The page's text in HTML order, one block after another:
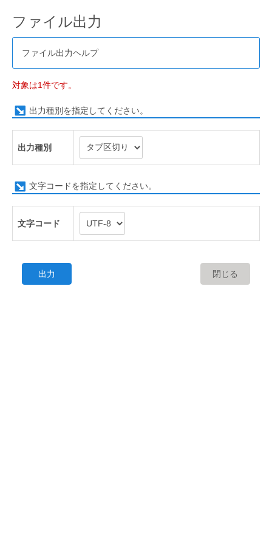
ファイル出力
ファイル出力ヘルプ
対象は1件です。
出力種別を指定してください。
出力種別
文字コードを指定してください。
文字コード